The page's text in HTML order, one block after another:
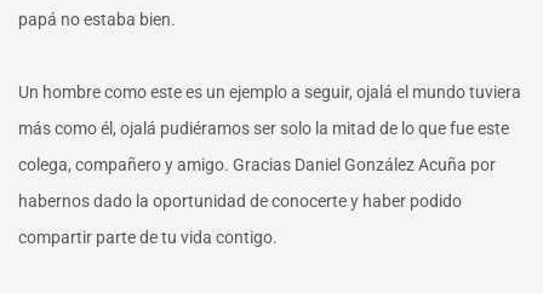
papá no estaba bien.
Un hombre como este es un ejemplo a seguir, ojalá el mundo tuviera
más como él, ojalá pudiéramos ser solo la mitad de lo que fue este
colega, compañero y amigo. Gracias Daniel González Acuña por
habernos dado la oportunidad de conocerte y haber podido
compartir parte de tu vida contigo.